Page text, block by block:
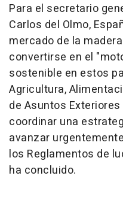
Para el secretario
Carlos del Olmo,
mercado de la
convertirse en el
sostenible en estos
Agricultura,
de Asuntos
coordinar una
avanzar
los Reglamentos de
ha concluido.